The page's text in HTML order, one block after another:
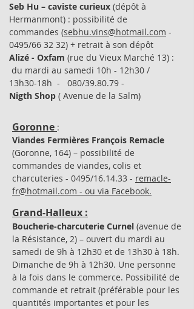
Seb Hu – caviste curieux (dépôt à
Hermanmont) : possibilité de
commandes (sebhu.vins@hotmail.com -
0495/66 32 32) + retrait à son dépôt
Alizé - Oxfam (rue du Vieux Marché 13) :
du mardi au samedi 10h - 12h30 /
13h30-18h - 080/39.80.79 -
Nigth Shop ( Avenue de la Salm)
Goronne :
Viandes Fermières François Remacle
(Goronne, 164) – possibilité de
commandes de viandes, colis et
charcuteries - 0495/16.14.33 - remacle-
fr@hotmail.com - ou via Facebook.
Grand-Halleux :
Boucherie-charcuterie Curnel (avenue de
la Résistance, 2) – ouvert du mardi au
samedi de 9h à 12h30 et de 13h30 à 18h.
Dimanche de 9h à 12h30. Une personne
à la fois dans le commerce. Possibilité de
commande et retrait (préférable pour les
quantités importantes et pour les